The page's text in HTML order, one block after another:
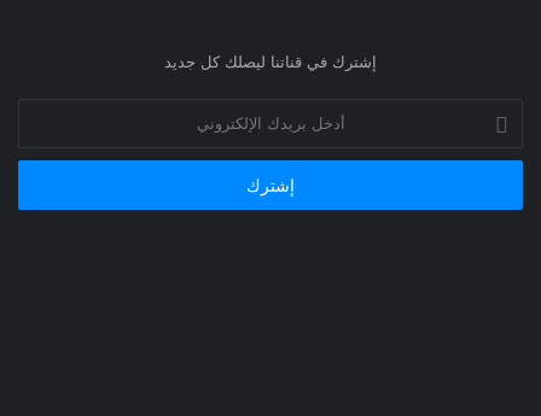
إشترك في قناتنا ليصلك كل جديد
بريدك
الإلكتروني